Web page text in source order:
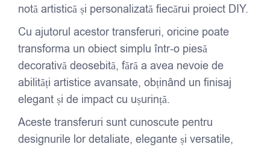
notă artistică și personalizată fiecărui proiect DIY.
Cu ajutorul acestor transferuri, oricine poate
transforma un obiect simplu într-o piesă
decorativă deosebită, fără a avea nevoie de
abilități artistice avansate, obținând un finisaj
elegant și de impact cu ușurință.
Aceste transferuri sunt cunoscute pentru
designurile lor detaliate, elegante și versatile,